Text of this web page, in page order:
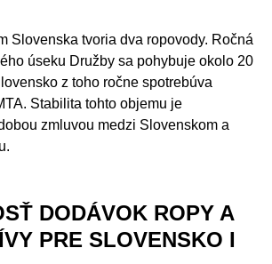
Slovenska tvoria dva ropovody. Ročná
úseku Družby sa pohybuje okolo 20
z toho ročne spotrebúva
Stabilita tohto objemu je
zmluvou medzi Slovenskom a
DODÁVOK ROPY A
PRE SLOVENSKO I